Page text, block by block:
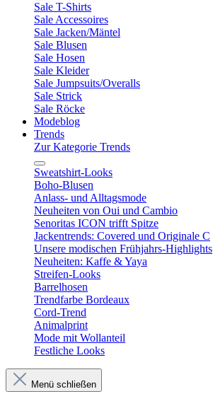
Sale T-Shirts
Sale Accessoires
Sale Jacken/Mäntel
Sale Blusen
Sale Hosen
Sale Kleider
Sale Jumpsuits/Overalls
Sale Strick
Sale Röcke
Modeblog
Trends
Zur Kategorie Trends
Sweatshirt-Looks
Boho-Blusen
Anlass- und Alltagsmode
Neuheiten von Oui und Cambio
Senoritas ICON trifft Spitze
Jackentrends: Covered und Originale C
Unsere modischen Frühjahrs-Highlights
Neuheiten: Kaffe & Yaya
Streifen-Looks
Barrelhosen
Trendfarbe Bordeaux
Cord-Trend
Animalprint
Mode mit Wollanteil
Festliche Looks
Menü schließen